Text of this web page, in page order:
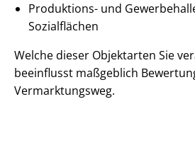
Produktions- und
Sozialflächen
Welche dieser Objektarten Sie
beeinflusst maßgeblich
Vermarktungsweg.